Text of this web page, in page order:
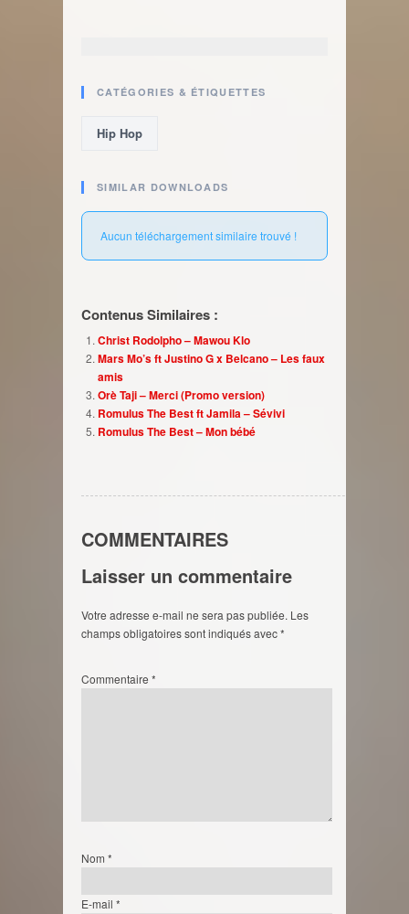
CATÉGORIES & ÉTIQUETTES
Hip Hop
SIMILAR DOWNLOADS
Aucun téléchargement similaire trouvé !
Contenus Similaires :
Christ Rodolpho – Mawou Klo
Mars Mo’s ft Justino G x Belcano – Les faux
amis
Orè Taji – Merci (Promo version)
Romulus The Best ft Jamila – Sévivi
Romulus The Best – Mon bébé
COMMENTAIRES
Laisser un commentaire
Votre adresse e-mail ne sera pas publiée. Les
champs obligatoires sont indiqués avec*
Commentaire *
Nom *
E-mail *